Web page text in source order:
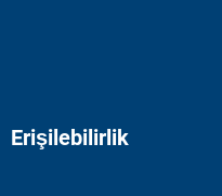
Erişilebilirlik